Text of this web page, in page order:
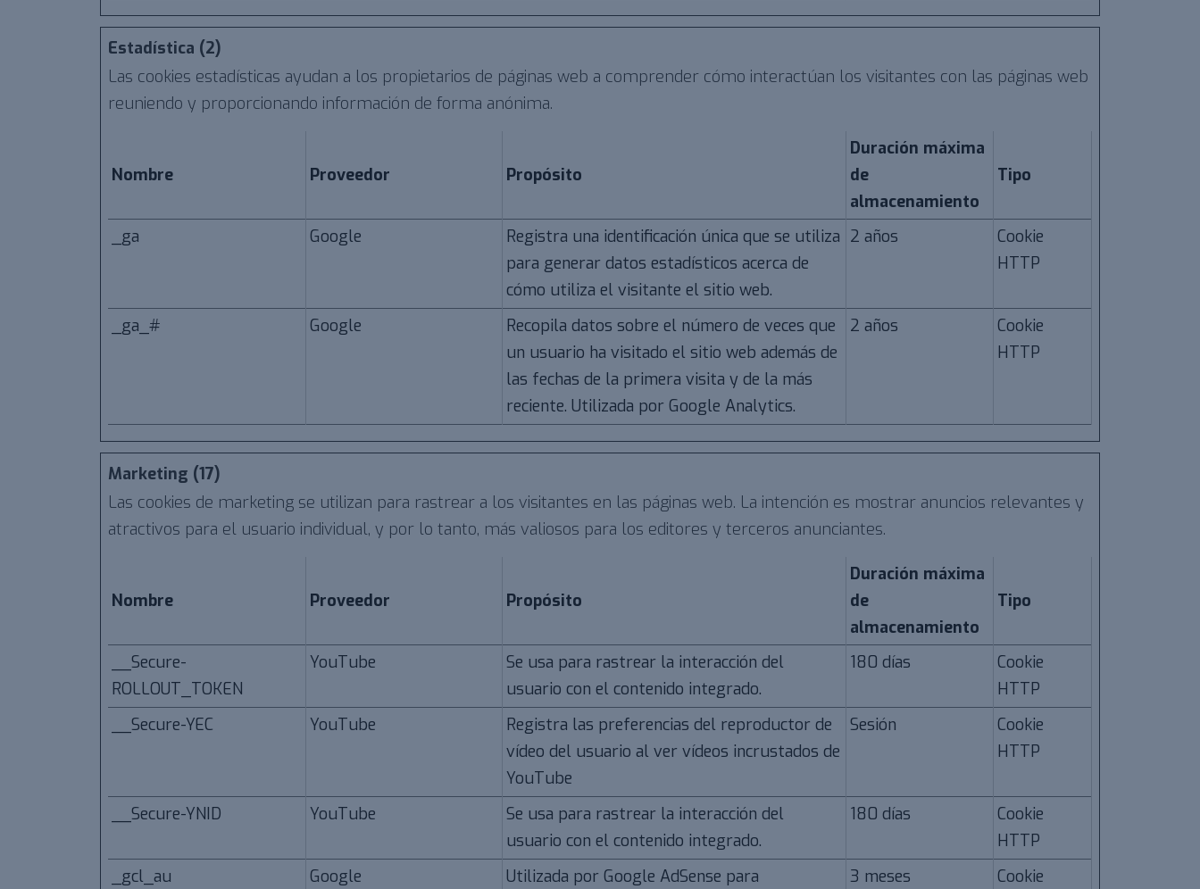
Estadística (2)
Las cookies estadísticas ayudan a los propietarios de páginas web a comprender cómo interactúan los visitantes con las páginas web
reuniendo y proporcionando información de forma anónima.
Nombre Proveedor Propósito
Duración máxima
de
almacenamiento
Tipo
_ga Google
Registra una identificación única que se utiliza
para generar datos estadísticos acerca de
cómo utiliza el visitante el sitio web.
2 años
Cookie
HTTP
_ga_# Google
Recopila datos sobre el número de veces que
un usuario ha visitado el sitio web además de
las fechas de la primera visita y de la más
reciente. Utilizada por Google Analytics.
2 años
Cookie
HTTP
Marketing (17)
Las cookies de marketing se utilizan para rastrear a los visitantes en las páginas web. La intención es mostrar anuncios relevantes y
atractivos para el usuario individual, y por lo tanto, más valiosos para los editores y terceros anunciantes.
Nombre Proveedor Propósito
Duración máxima
de
almacenamiento
Tipo
__Secure-
ROLLOUT_TOKEN
YouTube
Se usa para rastrear la interacción del
usuario con el contenido integrado.
180 días
Cookie
HTTP
__Secure-YEC
YouTube
Registra las preferencias del reproductor de
vídeo del usuario al ver vídeos incrustados de
YouTube
Sesión
Cookie
HTTP
__Secure-YNID YouTube
Se usa para rastrear la interacción del
usuario con el contenido integrado.
180 días
Cookie
HTTP
_gcl_au
Google Utilizada por Google AdSense para 3 meses Cookie